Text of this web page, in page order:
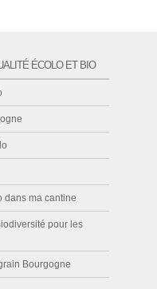
ÉCOLO ET BIO
dans ma cantine
pour les
Bourgogne